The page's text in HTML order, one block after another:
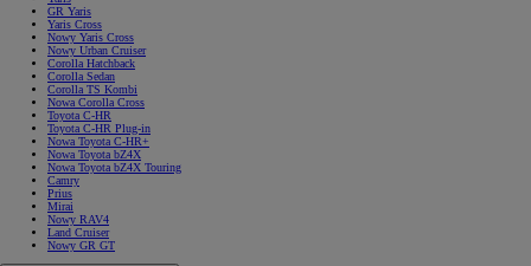
GR Yaris
Yaris Cross
Nowy Yaris Cross
Nowy Urban Cruiser
Corolla Hatchback
Corolla Sedan
Corolla TS Kombi
Nowa Corolla Cross
Toyota C-HR
Toyota C-HR Plug-in
Nowa Toyota C-HR+
Nowa Toyota bZ4X
Nowa Toyota bZ4X Touring
Camry
Prius
Mirai
Nowy RAV4
Land Cruiser
Nowy GR GT